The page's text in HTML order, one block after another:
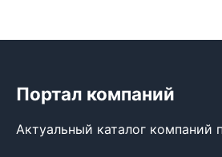
Портал компаний
Актуальный каталог компаний